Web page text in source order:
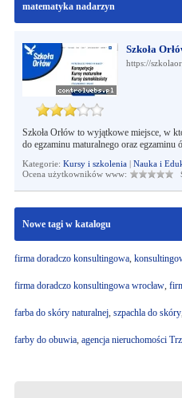
matematyka nadarzyn
Szkoła
https://
Szkoła Orłów to wyjątkowe miejsce, w
do egzaminu maturalnego oraz
Kategorie: Kursy i szkolenia| Nauka i
Ocena użytkowników www:
Nowe tagi w katalogu
firma doradczo konsultingowa,
firma doradczo konsultingowa wrocław,
farba do skóry naturalnej, szpachla do skóry,
farby do obuwia, agencja nieruchomości